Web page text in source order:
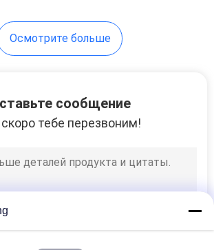
потока СИД
пятна СИД
Осмотрите больше
сообщение
тебе перезвоним!